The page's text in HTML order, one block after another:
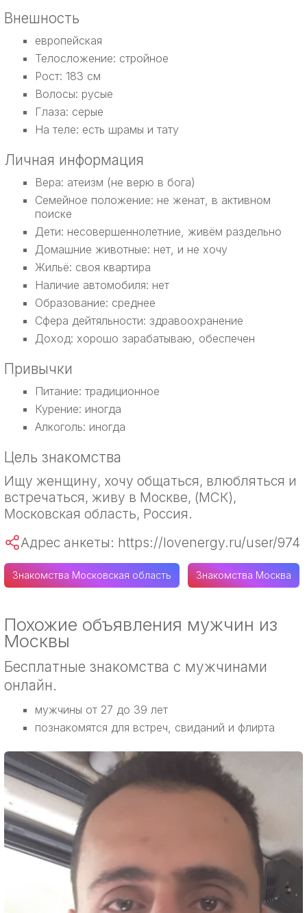
Внешность
европейская
Телосложение: стройное
Рост: 183 см
Волосы: русые
Глаза: серые
На теле: есть шрамы и тату
Личная информация
Вера: атеизм (не верю в бога)
Семейное положение: не женат, в активном
поиске
Дети: несовершеннолетние, живём раздельно
Домашние животные: нет, и не хочу
Жильё: своя квартира
Наличие автомобиля: нет
Образование: среднее
Сфера дейтяльности: здравоохранение
Доход: хорошо зарабатываю, обеспечен
Привычки
Питание: традиционное
Курение: иногда
Алкоголь: иногда
Цель знакомства
Ищу женщину, хочу общаться, влюбляться и
встречаться, живу в Москве, (МСК),
Московская область, Россия.
Адрес анкеты: https://lovenergy.ru/user/974
Знакомства Московская область Знакомства Москва
Похожие объявления мужчин из
Москвы
Бесплатные знакомства с мужчинами
онлайн.
мужчины от 27 до 39 лет
познакомятся для встреч, свиданий и флирта